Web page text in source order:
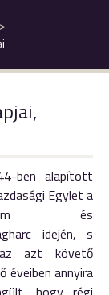
ben alapított
Egylet a
és
idején, s
azt követő
éveiben annyira